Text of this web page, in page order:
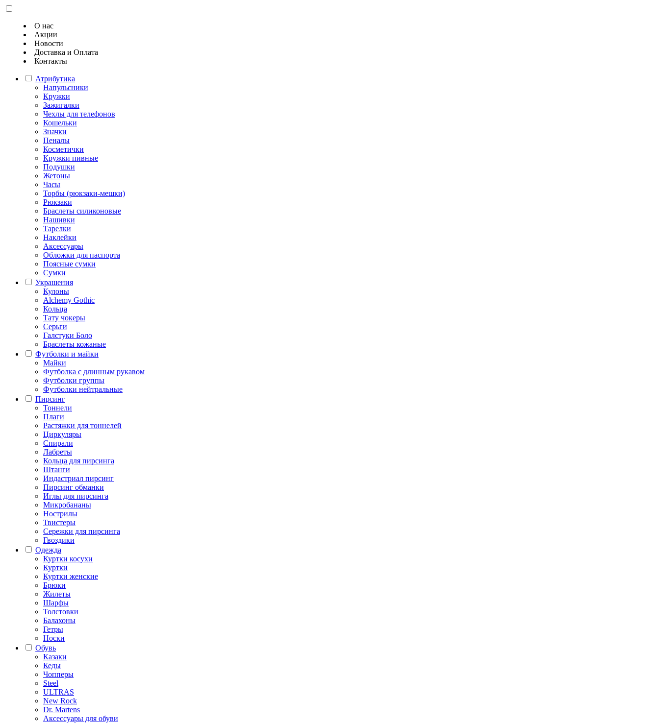
О нас
Акции
Новости
Доставка и Оплата
Контакты
Атрибутика
Напульсники
Кружки
Зажигалки
Чехлы для телефонов
Кошельки
Значки
Пеналы
Косметички
Кружки пивные
Подушки
Жетоны
Часы
Торбы (рюкзаки-мешки)
Рюкзаки
Браслеты силиконовые
Нашивки
Тарелки
Наклейки
Аксессуары
Обложки для паспорта
Поясные сумки
Сумки
Украшения
Кулоны
Alchemy Gothic
Кольца
Тату чокеры
Серьги
Галстуки Боло
Браслеты кожаные
Футболки и майки
Майки
Футболка с длинным рукавом
Футболки группы
Футболки нейтральные
Пирсинг
Тоннели
Плаги
Растяжки для тоннелей
Циркуляры
Спирали
Лабреты
Кольца для пирсинга
Штанги
Индастриал пирсинг
Пирсинг обманки
Иглы для пирсинга
Микробананы
Нострилы
Твистеры
Сережки для пирсинга
Гвоздики
Одежда
Куртки косухи
Куртки
Куртки женские
Брюки
Жилеты
Шарфы
Толстовки
Балахоны
Гетры
Носки
Обувь
Казаки
Кеды
Чопперы
Steel
ULTRAS
New Rock
Dr. Martens
Аксессуары для обуви